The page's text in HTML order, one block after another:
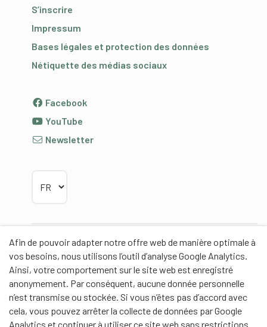
Afin de pouvoir adapter notre offre web de manière optimale à
vos besoins, nous utilisons l’outil d’analyse Google Analytics.
Ainsi, votre comportement sur le site web est enregistré
anonymement. Par conséquent, aucune donnée personnelle
n’est transmise ou stockée. Si vous n’êtes pas d’accord avec
cela, vous pouvez arrêter la collecte de données par Google
Analytics et continuer à utiliser ce site web sans restrictions.
S’inscrire
Impressum
Bases légales et protection des données
Nétiquette des médias sociaux
Facebook
YouTube
Newsletter
Partenaires
Partenaires de contenus